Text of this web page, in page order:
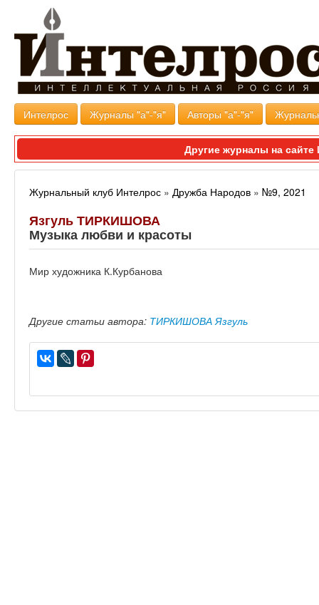
Интелрос Журналы "а"-"я" Авторы "а"-"я"
Другие журналы на
Журнальный клуб Интелрос » Дружба Народов » №9, 2021
Язгуль ТИРКИШОВА
Музыка любви и красоты
Мир художника К.Курбанова
Другие статьи автора: ТИРКИШОВА Язгуль